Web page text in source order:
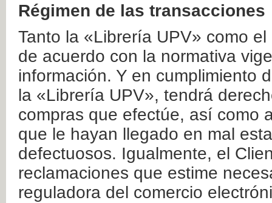
Régimen de las transacciones
Tanto la «Librería UPV» como
de acuerdo con la normativa
información. Y en cumplimiento
la «Librería UPV», tendrá
compras que efectúe, así como
que le hayan llegado en mal
defectuosos. Igualmente, el
reclamaciones que estime
reguladora del comercio